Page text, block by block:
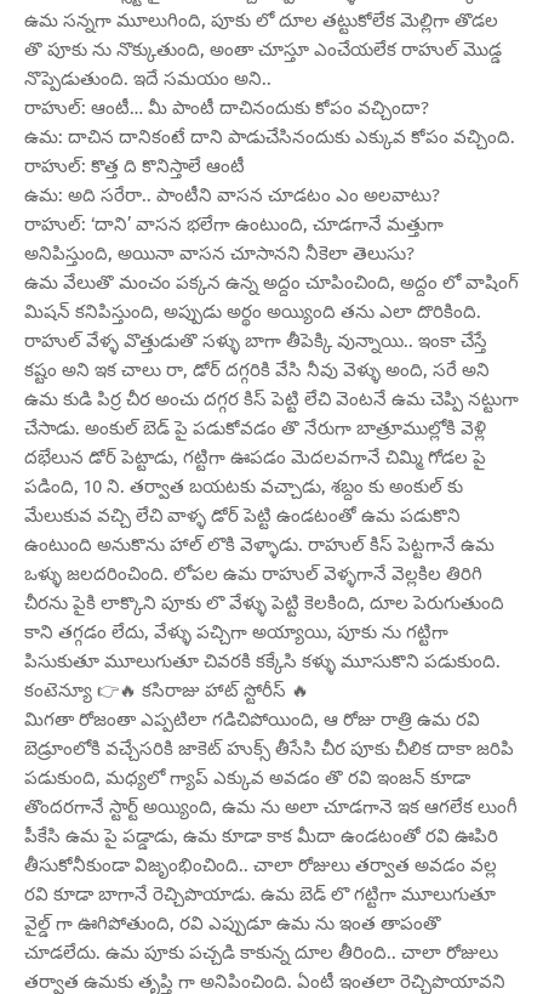
ఉమ సన్నగా మూలుగింది, పూకు లో దూల తట్టుకోలేక మెల్లిగా తొడల
తొ పూకు ను నొక్కుతుంది, అంతా చూస్తూ ఎంచేయలేక రాహుల్ మొడ్డ
నొప్పెడుతుంది. ఇదే సమయం అని..
రాహుల్: ఆంటీ… మీ పాంటీ దాచినందుకు కోపం వచ్చిందా?
ఉమ: దాచిన దానికంటే దాని పాడుచేసినందుకు ఎక్కువ కోపం వచ్చింది.
రాహుల్: కొత్త ది కొనిస్తాలే ఆంటీ
ఉమ: అది సరేరా.. పాంటీని వాసన చూడటం ఎం అలవాటు?
రాహుల్: ‘దాని’ వాసన భలేగా ఉంటుంది, చూడగానే మత్తుగా
అనిపిస్తుంది, అయినా వాసన చూసానని నీకెలా తెలుసు?
ఉమ వేలుతొ మంచం పక్కన ఉన్న అద్దం చూపించింది, అద్దం లో వాషింగ్
మిషన్ కనిపిస్తుంది, అప్పుడు అర్థం అయ్యింది తను ఎలా దొరికింది.
రాహుల్ వేళ్ళ వొత్తుడుతొ సళ్ళు బాగా తీపెక్కి వున్నాయి.. ఇంకా చేస్తే
కష్టం అని ఇక చాలు రా, డోర్ దగ్గరికి వేసి నీవు వెళ్ళు అంది, సరే అని
ఉమ కుడి పిర్ర చీర అంచు దగ్గర కిస్ పెట్టి లేచి వెంటనే ఉమ చెప్పి నట్టుగా
చేసాడు. అంకుల్ బెడ్ పై పడుకోవడం తొ నేరుగా బాత్రూముల్లోకి వెళ్లి
దభేలున డోర్ పెట్టాడు, గట్టిగా ఊపడం మెదలవగానే చిమ్మి గోడల పై
పడింది, 10 ని. తర్వాత బయటకు వచ్చాడు, శబ్దం కు అంకుల్ కు
మేలుకువ వచ్చి లేచి వాళ్ళ డోర్ పెట్టి ఉండటంతో ఉమ పడుకొని
ఉంటుంది అనుకొను హాల్ లొకి వెళ్ళాడు. రాహుల్ కిస్ పెట్టగానే ఉమ
ఒళ్ళు జలదరించింది. లోపల ఉమ రాహుల్ వెళ్ళగానే వెల్లకిల తిరిగి
చీరను పైకి లాక్కొని పూకు లొ వేళ్ళు పెట్టి కెలకింది, దూల పెరుగుతుంది
కాని తగ్గడం లేదు, వేళ్ళు పచ్చిగా అయ్యాయి, పూకు ను గట్టిగా
పిసుకుతూ మూలుగుతూ చివరకి కక్కేసి కళ్ళు మూసుకొని పడుకుంది.
కంటెన్యూ 👉🔥 కసిరాజు హాట్ స్టోరీస్ 🔥
మిగతా రోజంతా ఎప్పటిలా గడిచిపోయింది, ఆ రోజు రాత్రి ఉమ రవి
బెడ్రూంలోకి వచ్చేసరికి జాకెట్ హుక్స్ తీసేసి చీర పూకు చీలిక దాకా జరిపి
పడుకుంది, మధ్యలో గ్యాప్ ఎక్కువ అవడం తొ రవి ఇంజన్ కూడా
తొందరగానే స్టార్ట్ అయ్యింది, ఉమ ను అలా చూడగానె ఇక ఆగలేక లుంగీ
పీకేసి ఉమ పై పడ్డాడు, ఉమ కూడా కాక మీదా ఉండటంతో రవి ఊపిరి
తీసుకోనీకుండా విజృంభించింది.. చాలా రోజులు తర్వాత అవడం వల్ల
రవి కూడా బాగానే రెచ్చిపొయాడు. ఉమ బెడ్ లొ గట్టిగా మూలుగుతూ
వైల్డ్ గా ఊగిపోతుంది, రవి ఎప్పుడూ ఉమ ను ఇంత తాపంతొ
చూడలేదు. ఉమ పూకు పచ్చడి కాకున్న దూల తీరింది.. చాలా రోజులు
తర్వాత ఉమకు తృప్తి గా అనిపించింది. ఏంటీ ఇంతలా రెచ్చిపొయావని